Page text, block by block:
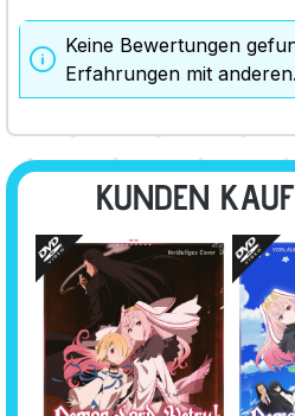
Keine Bewertungen
Erfahrungen mit anderen.
KUNDEN